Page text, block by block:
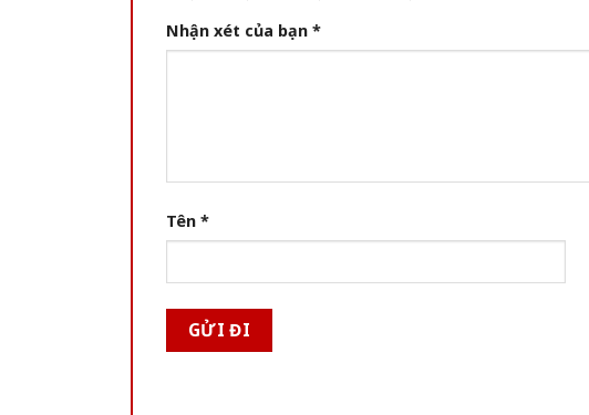
Nhận xét của bạn *
Tên *